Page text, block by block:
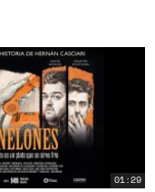
01:29